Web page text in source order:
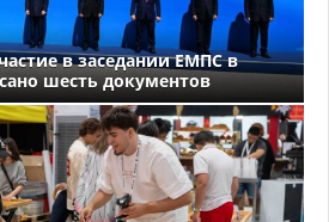
в заседании ЕМПС в
шесть документов